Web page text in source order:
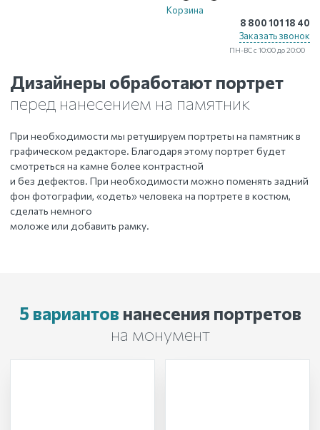
Корзина
8 800 101 18 40
Заказать звонок
ПН-ВС с 10:00 до 20:00
Дизайнеры обработают портрет
перед нанесением на памятник
При необходимости мы ретушируем портреты на памятник в
графическом редакторе. Благодаря этому портрет будет
смотреться на камне более контрастной
и без дефектов. При необходимости можно поменять задний
фон фотографии, «одеть» человека на портрете в костюм,
сделать немного
моложе или добавить рамку.
5 вариантов нанесения портретов
на монумент